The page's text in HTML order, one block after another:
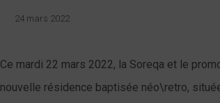
24 mars 2022
Ce mardi 22 mars 2022, la Soreqa et le
nouvelle résidence baptisée néo\retro,